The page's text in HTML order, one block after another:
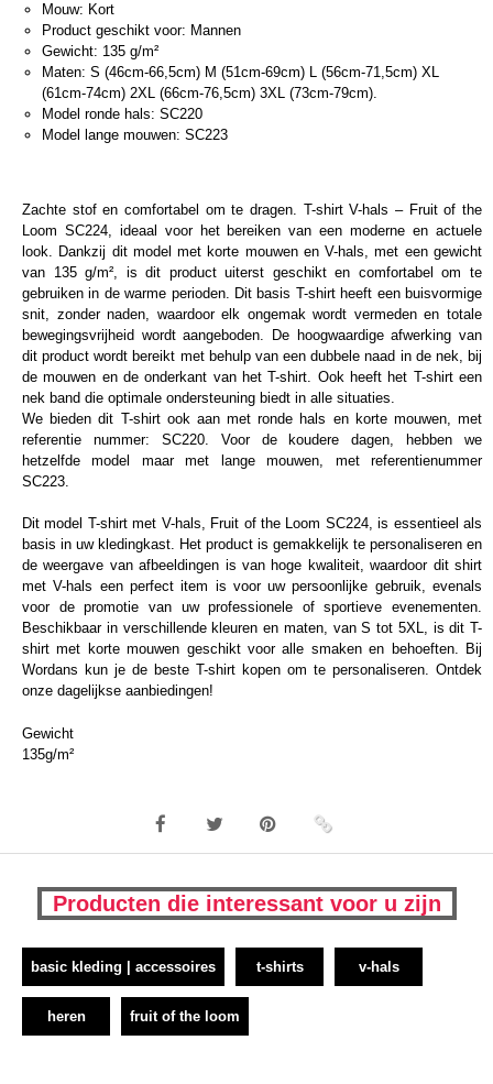
Mouw: Kort
Product geschikt voor: Mannen
Gewicht: 135 g/m²
Maten: S (46cm-66,5cm) M (51cm-69cm) L (56cm-71,5cm) XL
(61cm-74cm) 2XL (66cm-76,5cm) 3XL (73cm-79cm).
Model ronde hals: SC220
Model lange mouwen: SC223
Zachte stof en comfortabel om te dragen. T-shirt V-hals – Fruit of the
Loom SC224, ideaal voor het bereiken van een moderne en actuele
look. Dankzij dit model met korte mouwen en V-hals, met een gewicht
van 135 g/m², is dit product uiterst geschikt en comfortabel om te
gebruiken in de warme perioden. Dit basis T-shirt heeft een buisvormige
snit, zonder naden, waardoor elk ongemak wordt vermeden en totale
bewegingsvrijheid wordt aangeboden. De hoogwaardige afwerking van
dit product wordt bereikt met behulp van een dubbele naad in de nek, bij
de mouwen en de onderkant van het T-shirt. Ook heeft het T-shirt een
nek band die optimale ondersteuning biedt in alle situaties.
We bieden dit T-shirt ook aan met ronde hals en korte mouwen, met
referentie nummer: SC220. Voor de koudere dagen, hebben we
hetzelfde model maar met lange mouwen, met referentienummer
SC223.
Dit model T-shirt met V-hals, Fruit of the Loom SC224, is essentieel als
basis in uw kledingkast. Het product is gemakkelijk te personaliseren en
de weergave van afbeeldingen is van hoge kwaliteit, waardoor dit shirt
met V-hals een perfect item is voor uw persoonlijke gebruik, evenals
voor de promotie van uw professionele of sportieve evenementen.
Beschikbaar in verschillende kleuren en maten, van S tot 5XL, is dit T-
shirt met korte mouwen geschikt voor alle smaken en behoeften. Bij
Wordans kun je de beste T-shirt kopen om te personaliseren. Ontdek
onze dagelijkse aanbiedingen!
Gewicht
135g/m²
Producten die interessant voor u zijn
basic kleding | accessoires t-shirts v-hals
heren fruit of the loom